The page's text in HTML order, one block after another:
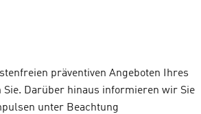
präventiven Angeboten Ihres
Darüber hinaus informieren wir Sie
unter Beachtung